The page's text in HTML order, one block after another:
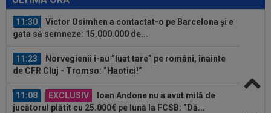
11:30
Victor Osimhen a contactat-o pe Barcelona și e
gata să semneze: 15.000.000 de...
11:23
Norvegienii i-au ”luat tare” pe români, înainte
de CFR Cluj - Tromso: ”Haotici!”
11:08 EXCLUSIV
Ioan Andone nu a avut milă de
jucătorul plătit cu 25.000€ pe lună la FCSB: ”Dă...